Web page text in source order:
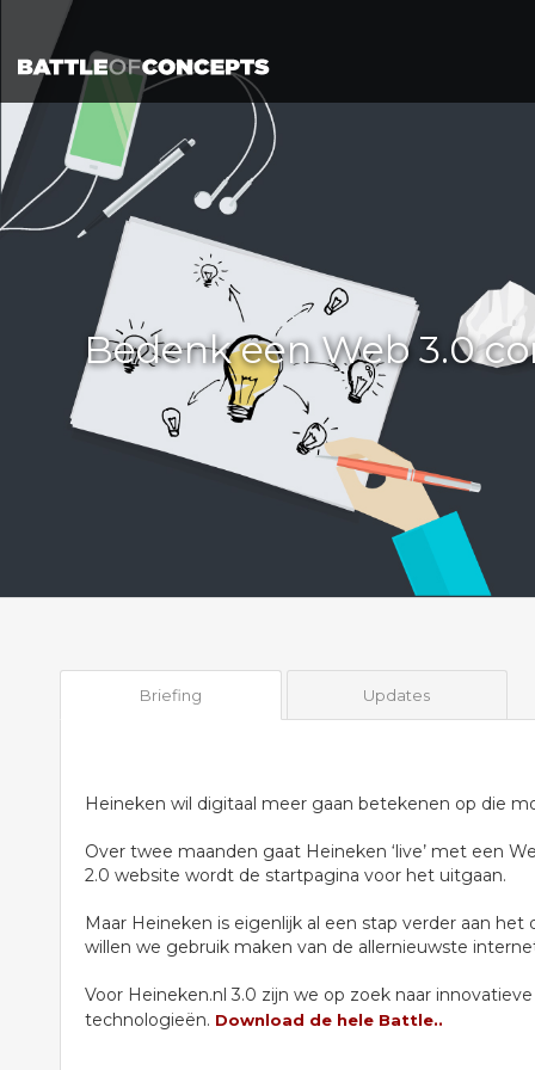
Bedenk een Web 3.0
Briefing Updates
Heineken wil digitaal meer gaan betekenen op die
Over twee maanden gaat Heineken ‘live’ met een
2.0 website wordt de startpagina voor het uitgaan.
Maar Heineken is eigenlijk al een stap verder aan
willen we gebruik maken van de allernieuwste
Voor Heineken.nl 3.0 zijn we op zoek naar
technologieën. Download de hele Battle..